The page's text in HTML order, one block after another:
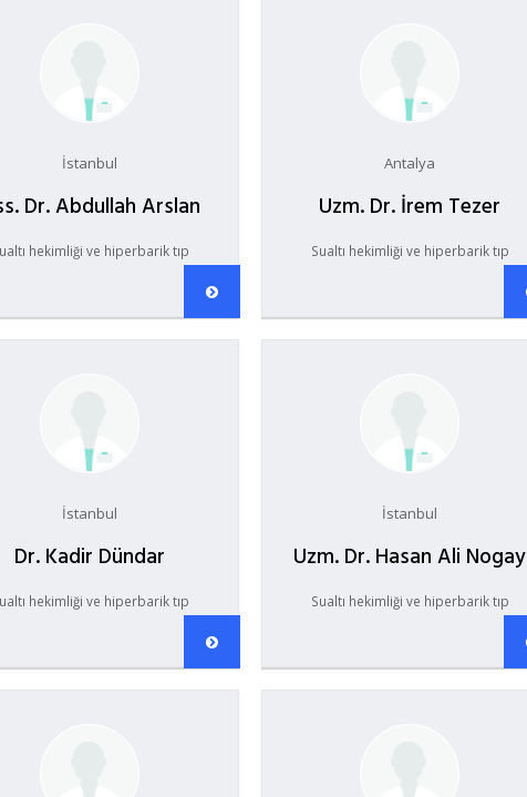
İstanbul
Dr. Abdullah Arslan
hekimliği ve hiperbarik tıp
Antalya
Uzm. Dr. İrem Tezer
Sualtı hekimliği ve hiperbarik tıp
İstanbul
Dr. Kadir Dündar
hekimliği ve hiperbarik tıp
İstanbul
Uzm. Dr. Hasan Ali Nogay
Sualtı hekimliği ve hiperbarik tıp